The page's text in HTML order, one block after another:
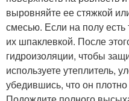
выровняйте ее стяжкой
смесью. Если на полу
их шпаклевкой. После
гидроизоляции, чтобы
используете утеплитель,
убедившись, что он